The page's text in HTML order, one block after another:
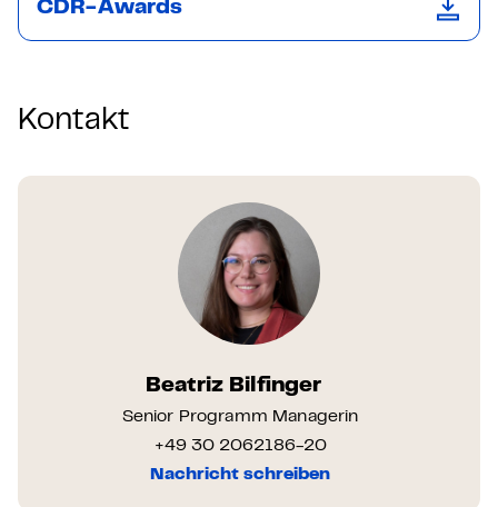
CDR-Awards
Kontakt
Beatriz Bilfinger
Senior Programm Managerin
+49 30 2062186-20
Nachricht schreiben